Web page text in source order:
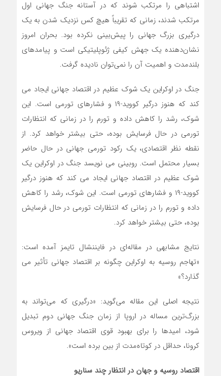
اشتباهی را مرتکب شوند که در آستانه جنگ جهانی اول
مرتکب شدند، زمانی که تقریباً هیچ کس نزدیک شدن به یک
درگیری بزرگ جهانی را پیش‌بینی نکرده بود. بحران امروز
نشان‌دهنده یک جهش کیفی ژئوپلیتیکی است و پیامدهای
بلندمدت و اهمیت آن را نمی‌توان نادیده گرفت.
جنگ در اوکراین یک شوک عظیم در اقتصاد جهانی ایجاد می
کند که هنوز درگیر کووید-۱۹ و فشارهای تورمی است. این
شوک، رشد را کاهش داده و تورم را در زمانی که انتظارات
تورمی در حال فرسایش بوده، حتی بیشتر خواهد کرد. از
نقطه نظر اقتصادی، یک رکود تورمی جهانی در حال حاضر
بسیار محتمل است. روبینی می نویسد جنگ در اوکراین یک
شوک عظیم در اقتصاد جهانی ایجاد می کند که هنوز درگیر
کووید-۱۹ و فشارهای تورمی است. این شوک، رشد را کاهش
داده و تورم را در زمانی که انتظارات تورمی در حال فرسایش
بوده، حتی بیشتر خواهد کرد.
نتایج مشابهی در مقاله‌ای در فایننشال تایمز آمده است:
«تهاجم روسیه به اوکراین چگونه بر اقتصاد جهانی تأثیر می
گذارد؟»
نتیجه اصلی این مقاله می‌گوید: «درگیری که می‌تواند به
بزرگ‌ترین مساله در اروپا از زمان جنگ جهانی دوم تبدیل
شود، امیدها را برای بهبود قوی اقتصاد جهانی از ویروس
کرونا، حداقل در کوتاه‌مدت از بین برده است».
اقتصاد روسیه و جهان در انتظار چند سناریو